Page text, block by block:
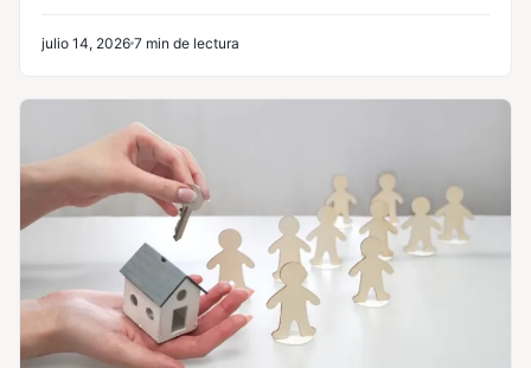
julio 14, 2026 7 min de lectura